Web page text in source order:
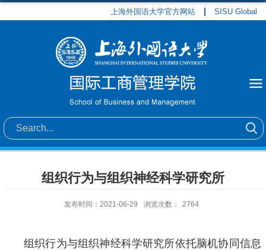
上海外国语大学官方网站 SISU Global
组织行为与组织神经科学研究所
发布时间：2021-06-29 浏览次数： 2764
组织行为与组织神经科学研究所依托脑机协同信息